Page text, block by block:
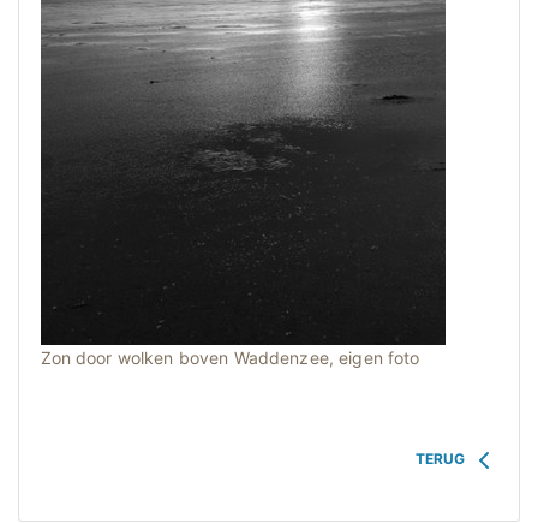
Zon door wolken boven Waddenzee, eigen foto
TERUG